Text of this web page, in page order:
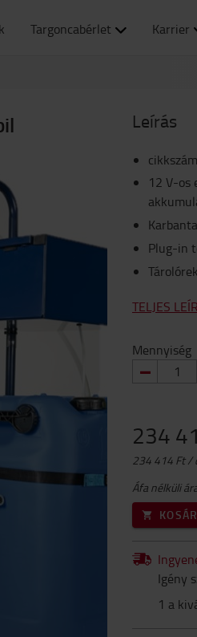
Targoncabérlet Karrier
Leírás
cikkszám
12 V-os
Plug-in
TELJES
Mennyiség
234
234 414 Ft /
Áfa nélküli
Igény
1 a